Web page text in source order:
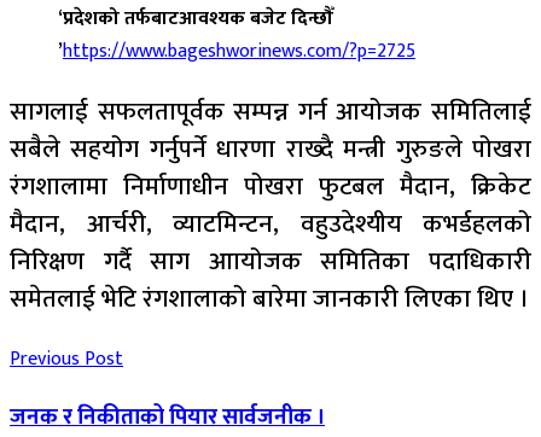
‘प्रदेशको तर्फबाटआवश्यक बजेट दिन्छौँ
’https://www.bageshworinews.com/?p=2725
सागलाई सफलतापूर्वक सम्पन्न गर्न आयोजक समितिलाई
सबैले सहयोग गर्नुपर्ने धारणा राख्दै मन्त्री गुरुङले पोखरा
रंगशालामा निर्माणाधीन पोखरा फुटबल मैदान, क्रिकेट
मैदान, आर्चरी, व्याटमिन्टन, वहुउदेश्यीय कभर्डहलको
निरिक्षण गर्दै साग आायोजक समितिका पदाधिकारी
समेतलाई भेटि रंगशालाको बारेमा जानकारी लिएका थिए ।
Previous Post
जनक र निकीताको पियार सार्वजनीक ।